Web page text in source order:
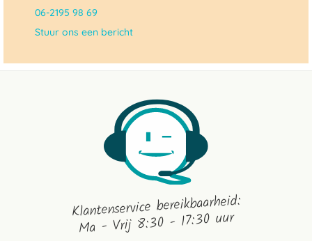
06-2195 98 69
Stuur ons een bericht
Klantenservice bereikbaarheid:
Ma - Vrij 8:30 - 17:30 uur